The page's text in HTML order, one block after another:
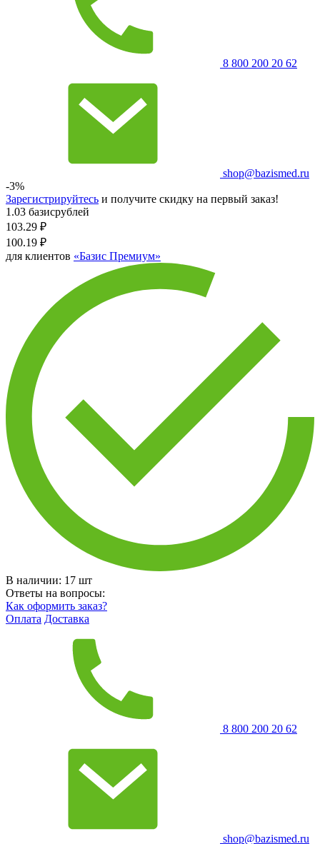
8 800 200 20 62
shop@bazismed.ru
-3%
Зарегистрируйтесь и получите скидку на первый заказ!
1.03 базисрублей
103.29 ₽
100.19 ₽
для клиентов «Базис Премиум»
В наличии: 17 шт
Ответы на вопросы:
Как оформить заказ?
Оплата Доставка
8 800 200 20 62
shop@bazismed.ru